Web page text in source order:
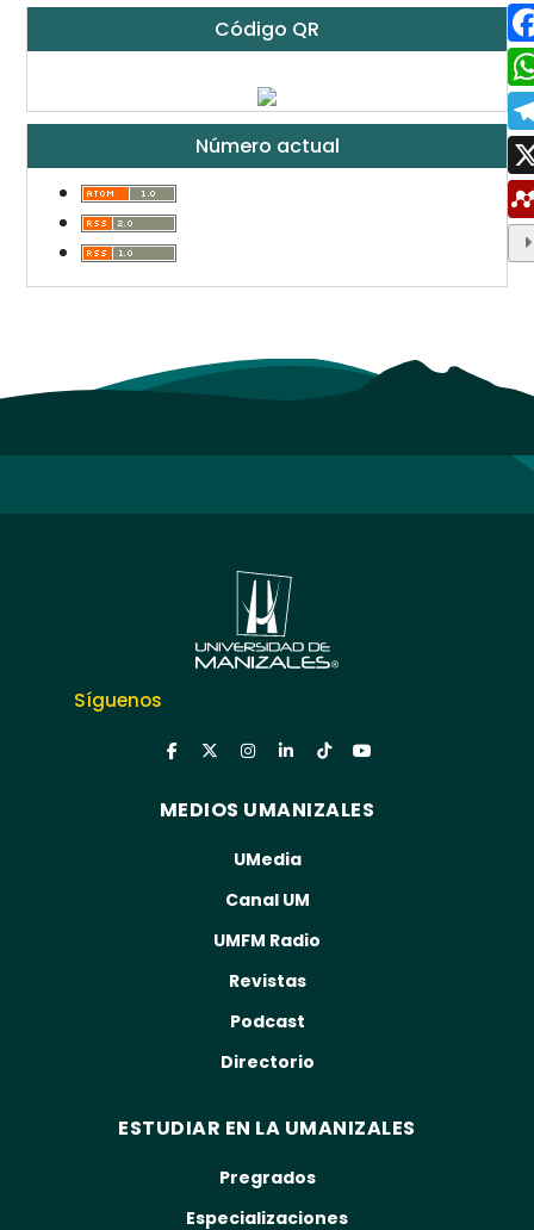
Código QR
Número actual
Síguenos
MEDIOS UMANIZALES
UMedia
Canal UM
UMFM Radio
Revistas
Podcast
Directorio
ESTUDIAR EN LA UMANIZALES
Pregrados
Especializaciones